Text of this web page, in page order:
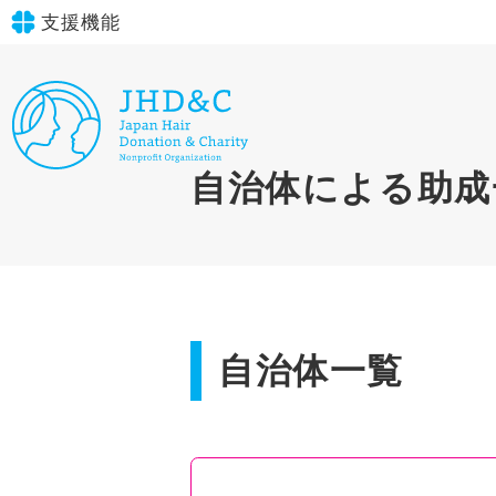
支援機能
文字サイズ 標準
青 黄 黒
in simple English
English Guide自治体による助
自治体一覧